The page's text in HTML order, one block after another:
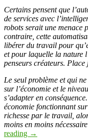
Link
Partager
Certains pensent que
de services avec
robots serait une menace
contraire, cette
libérer du travail pour
et pour laquelle la nature
penseurs créateurs.
Le seul problème et qui
sur l’économie et le
s’adapter en
économie fonctionnant
richesse par le travail,
moins en moins
reading →